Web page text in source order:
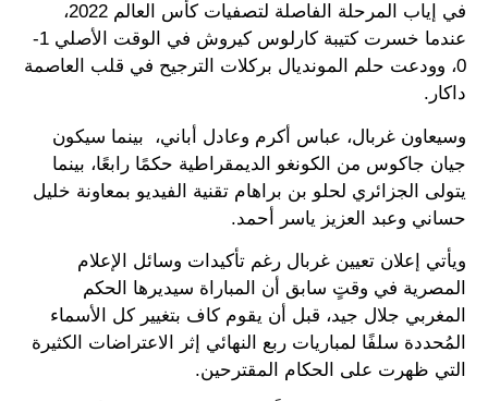
في إياب المرحلة الفاصلة لتصفيات كأس العالم 2022،
عندما خسرت كتيبة كارلوس كيروش في الوقت الأصلي 1-
0، وودعت حلم المونديال بركلات الترجيح في قلب العاصمة
داكار.
وسيعاون غربال، عباس أكرم وعادل أباني، بينما سيكون
جيان جاكوس من الكونغو الديمقراطية حكمًا رابعًا، بينما
يتولى الجزائري لحلو بن براهام تقنية الفيديو بمعاونة خليل
حساني وعبد العزيز ياسر أحمد.
ويأتي إعلان تعيين غربال رغم تأكيدات وسائل الإعلام
المصرية في وقتٍ سابق أن المباراة سيديرها الحكم
المغربي جلال جيد، قبل أن يقوم كاف بتغيير كل الأسماء
المُحددة سلفًا لمباريات ربع النهائي إثر الاعتراضات الكثيرة
التي ظهرت على الحكام المقترحين.